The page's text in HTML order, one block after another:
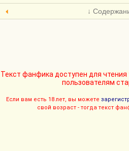
↓
Текст фанфика доступен для
пользователям
Если вам есть 18 лет, вы можете
свой возраст - тогда текст